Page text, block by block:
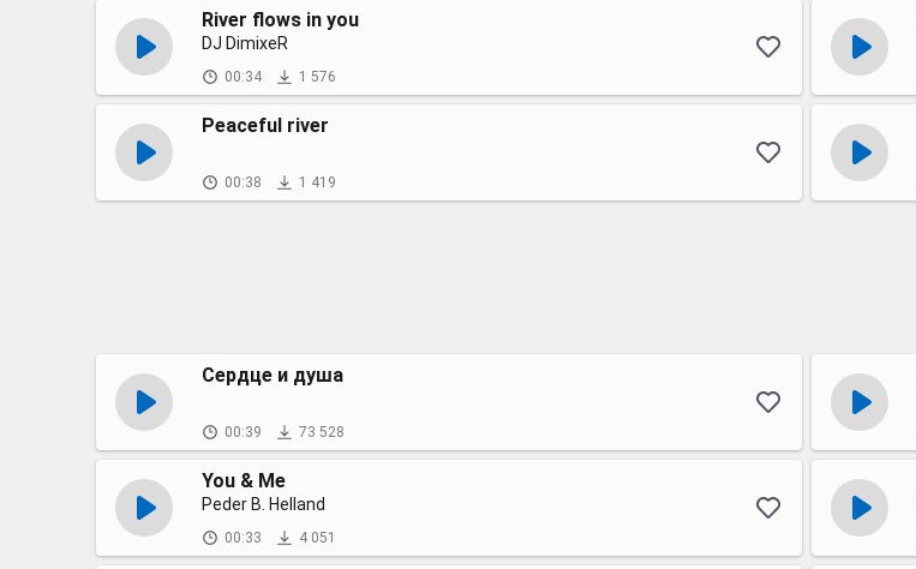
River flows in you
DJ DimixeR
00:34 1 576
Peaceful river
00:38 1 419
Сердце и душа
00:39 73 528
You & Me
Peder B. Helland
00:33 4 051